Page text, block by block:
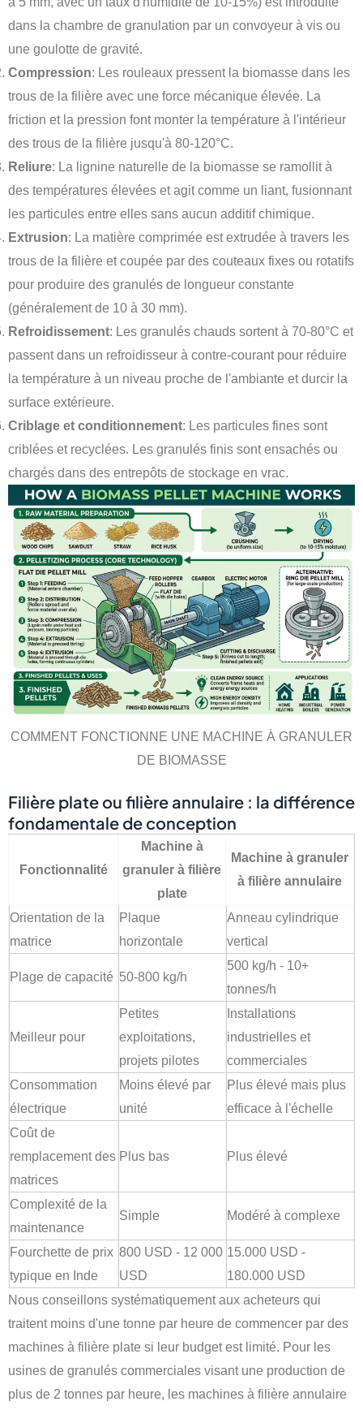
dans la chambre de granulation par un convoyeur à vis ou
une goulotte de gravité.
Compression: Les rouleaux pressent la biomasse dans les
trous de la filière avec une force mécanique élevée. La
friction et la pression font monter la température à l'intérieur
des trous de la filière jusqu'à 80-120°C.
Reliure: La lignine naturelle de la biomasse se ramollit à
des températures élevées et agit comme un liant, fusionnant
les particules entre elles sans aucun additif chimique.
Extrusion: La matière comprimée est extrudée à travers les
trous de la filière et coupée par des couteaux fixes ou rotatifs
pour produire des granulés de longueur constante
(généralement de 10 à 30 mm).
Refroidissement: Les granulés chauds sortent à 70-80°C et
passent dans un refroidisseur à contre-courant pour réduire
la température à un niveau proche de l'ambiante et durcir la
surface extérieure.
Criblage et conditionnement: Les particules fines sont
criblées et recyclées. Les granulés finis sont ensachés ou
chargés dans des entrepôts de stockage en vrac.
COMMENT FONCTIONNE UNE MACHINE À GRANULER
DE BIOMASSE
Filière plate ou filière annulaire : la différence
fondamentale de conception
Fonctionnalité
Machine à
granuler à filière
plate
Machine à granuler
à filière annulaire
Orientation de la
matrice
Plaque
horizontale
Anneau cylindrique
vertical
Plage de capacité 50-800 kg/h
500 kg/h - 10+
tonnes/h
Meilleur pour
Petites
exploitations,
projets pilotes
Installations
industrielles et
commerciales
Consommation
électrique
Moins élevé par
unité
Plus élevé mais plus
efficace à l'échelle
Coût de
remplacement des
matrices
Plus bas Plus élevé
Complexité de la
maintenance
Simple Modéré à complexe
Fourchette de prix
typique en Inde
800 USD - 12 000
USD
15.000 USD -
180.000 USD
Nous conseillons systématiquement aux acheteurs qui
traitent moins d'une tonne par heure de commencer par des
machines à filière plate si leur budget est limité. Pour les
usines de granulés commerciales visant une production de
plus de 2 tonnes par heure, les machines à filière annulaire